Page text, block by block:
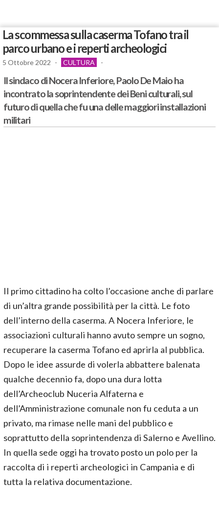
La scommessa sulla caserma Tofano tra il
parco urbano e i reperti archeologici
5 Ottobre 2022 - CULTURA -
Il sindaco di Nocera Inferiore, Paolo De Maio ha
incontrato la soprintendente dei Beni culturali, sul
futuro di quella che fu una delle maggiori installazioni
militari
Il primo cittadino ha colto l’occasione anche di parlare
di un’altra grande possibilità per la città. Le foto
dell’interno della caserma. A Nocera Inferiore, le
associazioni culturali hanno avuto sempre un sogno,
recuperare la caserma Tofano ed aprirla al pubblica.
Dopo le idee assurde di volerla abbattere balenata
qualche decennio fa, dopo una dura lotta
dell’Archeoclub Nuceria Alfaterna e
dell’Amministrazione comunale non fu ceduta a un
privato, ma rimase nelle mani del pubblico e
soprattutto della soprintendenza di Salerno e Avellino.
In quella sede oggi ha trovato posto un polo per la
raccolta di i reperti archeologici in Campania e di
tutta la relativa documentazione.